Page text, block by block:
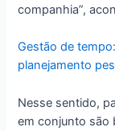
companhia”,
Gestão de
planejamento
Nesse sentido,
em conjunto são